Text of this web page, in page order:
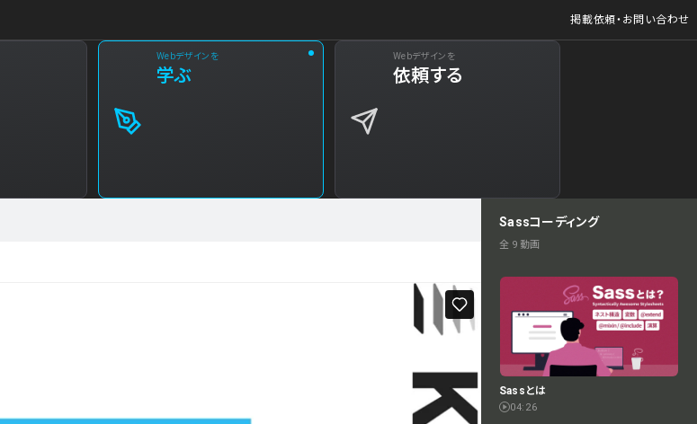
掲載依頼・お問い合わせ
Webデザインを
学ぶ
Webデザインを
依頼する
Sassコーディング
全 9 動画
Sassとは
04:26